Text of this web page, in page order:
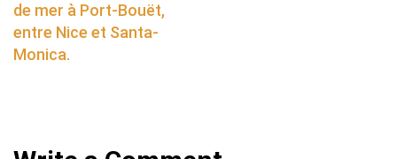
de mer à Port-Bouët,
entre Nice et Santa-
Monica.